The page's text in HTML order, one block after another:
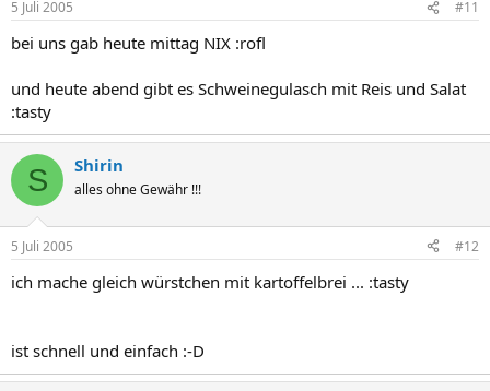
5 Juli 2005 #11
bei uns gab heute mittag NIX :rofl
und heute abend gibt es Schweinegulasch mit Reis und Salat
:tasty
S Shirin
alles ohne Gewähr !!!
5 Juli 2005 #12
ich mache gleich würstchen mit kartoffelbrei ... :tasty
ist schnell und einfach :-D